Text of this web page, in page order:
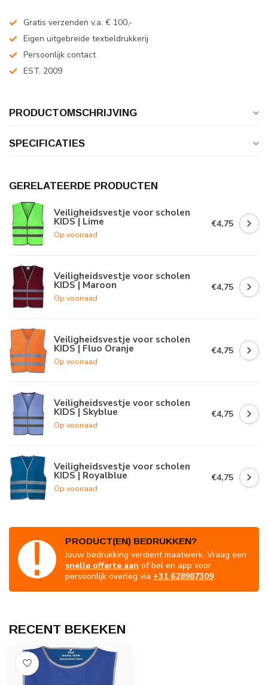
Gratis verzenden v.a. € 100,-
Eigen uitgebreide textieldrukkerij
Persoonlijk contact
EST. 2009
PRODUCTOMSCHRIJVING
SPECIFICATIES
GERELATEERDE PRODUCTEN
Veiligheidsvestje voor scholen
KIDS | Lime
Op voorraad
€4,75
Veiligheidsvestje voor scholen
KIDS | Maroon
Op voorraad
€4,75
Veiligheidsvestje voor scholen
KIDS | Fluo Oranje
Op voorraad
€4,75
Veiligheidsvestje voor scholen
KIDS | Skyblue
Op voorraad
€4,75
Veiligheidsvestje voor scholen
KIDS | Royalblue
Op voorraad
€4,75
PRODUCT(EN) BEDRUKKEN?
Jouw bedrukking verdient maatwerk. Vraag een
snelle offerte aan of bel en app voor
persoonlijk overleg via +31 628987309.
RECENT BEKEKEN